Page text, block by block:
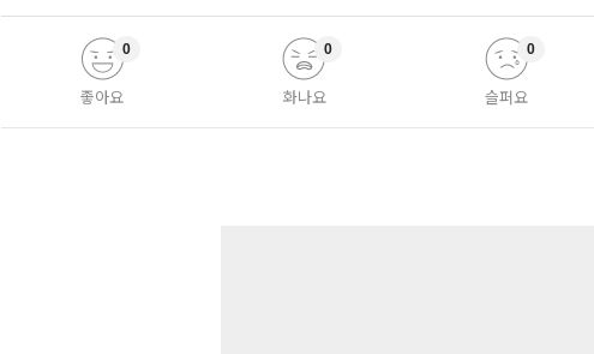
좋아요
0
화나요
0
슬퍼요
0